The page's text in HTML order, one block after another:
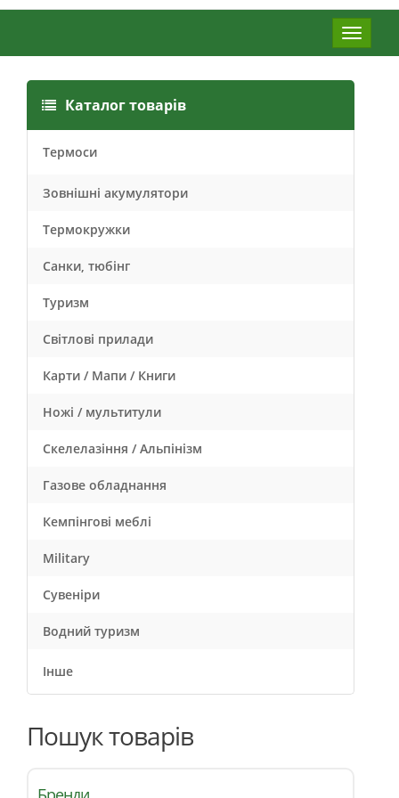
Меню
Каталог товарів
Термоси
Зовнішні акумулятори
Термокружки
Санки, тюбінг
Туризм
Світлові прилади
Карти / Мапи / Книги
Ножі / мультитули
Скелелазіння / Альпінізм
Газове обладнання
Кемпінгові меблі
Military
Сувеніри
Водний туризм
Інше
Пошук товарів